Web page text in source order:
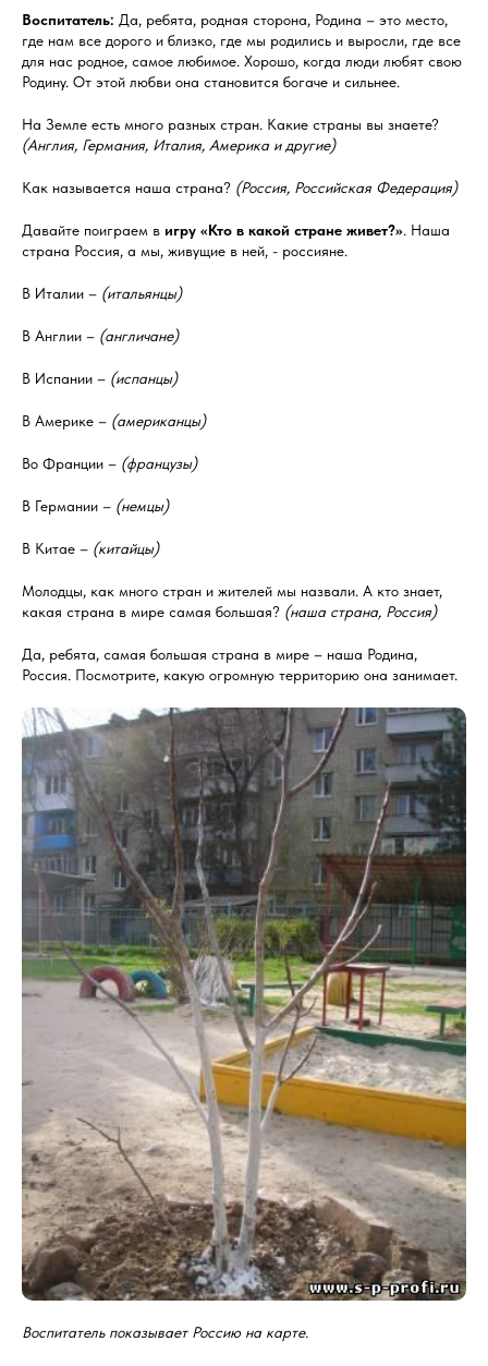
Воспитатель: Да, ребята, родная сторона, Родина – это место,
где нам все дорого и близко, где мы родились и выросли, где все
для нас родное, самое любимое. Хорошо, когда люди любят свою
Родину. От этой любви она становится богаче и сильнее.
На Земле есть много разных стран. Какие страны вы знаете?
(Англия, Германия, Италия, Америка и другие)
Как называется наша страна? (Россия, Российская Федерация)
Давайте поиграем в игру «Кто в какой стране живет?». Наша
страна Россия, а мы, живущие в ней, - россияне.
В Италии – (итальянцы)
В Англии – (англичане)
В Испании – (испанцы)
В Америке – (американцы)
Во Франции – (французы)
В Германии – (немцы)
В Китае – (китайцы)
Молодцы, как много стран и жителей мы назвали. А кто знает,
какая страна в мире самая большая? (наша страна, Россия)
Да, ребята, самая большая страна в мире – наша Родина,
Россия. Посмотрите, какую огромную территорию она занимает.
Воспитатель показывает Россию на карте.